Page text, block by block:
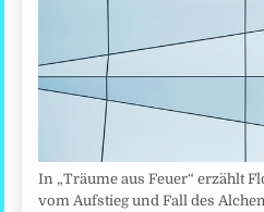
In „Träume aus Feuer“ erzählt
vom Aufstieg und Fall des